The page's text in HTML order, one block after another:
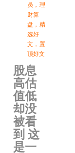
员 ， 理
财算
盘 ， 精
选好
文 ， 置
顶好文
股息
高估
值低
却没
被看
到 这
是一